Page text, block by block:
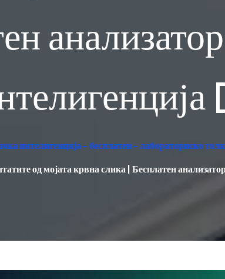
интелигенција - бесплатен - лабораториско
од мојата крвна слика | Бесплатен